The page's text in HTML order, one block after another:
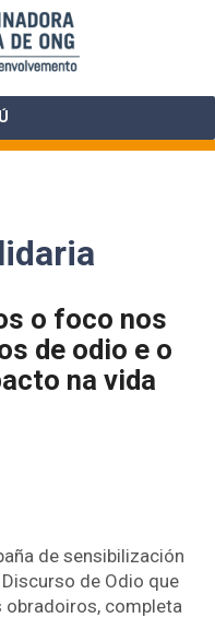
o foco nos
de odio e o
na vida
de sensibilización
de Odio que
obradoiros, completa